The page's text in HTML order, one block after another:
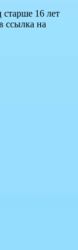
16 лет
ссылка на